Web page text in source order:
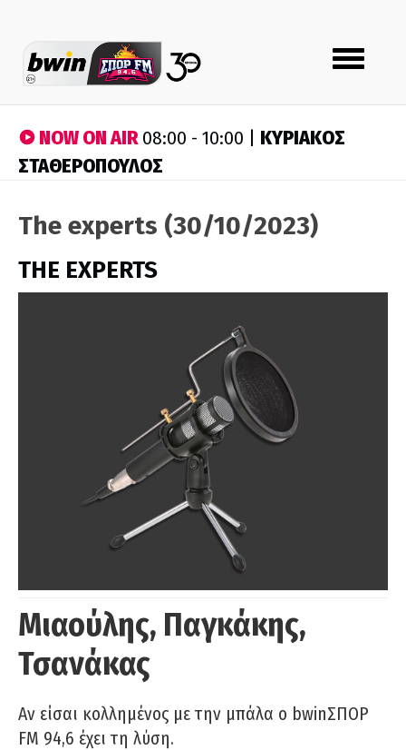
Toggle
navigation
NOW ON AIR08:00 - 10:00 | ΚΥΡΙΑΚΟΣ
ΣΤΑΘΕΡΟΠΟΥΛΟΣ
The experts (30/10/2023)
THE EXPERTS
Μιαούλης, Παγκάκης,
Τσανάκας
Αν είσαι κολλημένος με την μπάλα ο bwinΣΠΟΡ
FM 94,6 έχει τη λύση.